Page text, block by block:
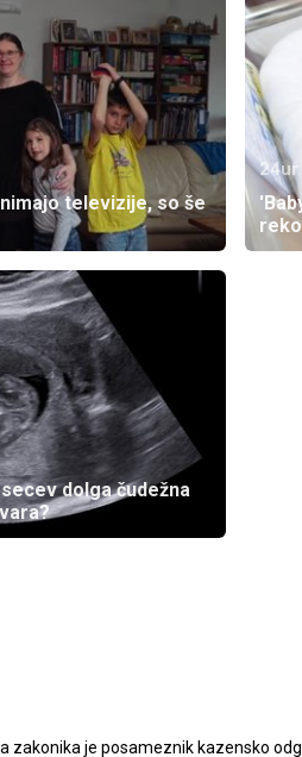
televizije, so še
dolga čudežna
zakonika je posameznik kazensko